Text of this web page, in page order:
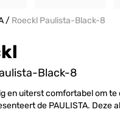
/ Roeckl Paulista-Black-8
Black-8
en uiterst comfortabel om te
de PAULISTA. Deze